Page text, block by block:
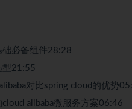
必备组件28:28
型21:55
对比spring cloud的优势
alibaba微服务方案06:46